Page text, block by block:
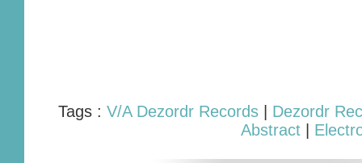
Tags : V/A Dezordr Records| Dezordr
Abstract|